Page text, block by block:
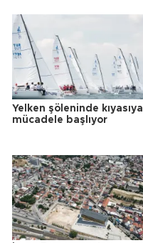
Yelken şöleninde kıyasıya
mücadele başlıyor